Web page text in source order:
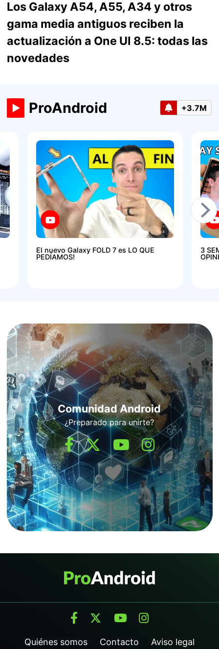
Los Galaxy A54, A55, A34 y otros
gama media antiguos reciben la
actualización a One UI 8.5: todas las
novedades
ProAndroid +3.7M
El nuevo Galaxy FOLD 7 es LO QUE
PEDÍAMOS!
3
Comunidad Android
¿Preparado para unirte?
Quiénes somos Contacto Aviso legal